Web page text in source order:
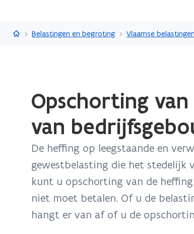
Vlaanderen.be
Belastingen en begroting Vlaamse belastingen
laden.
bevindt
Opschorting
heffing
Opschorting
van
De heffing op leegstaande en
gewestbelasting die het stedelijk
kunt u opschorting van de
niet moet betalen. Of u de
hangt er van af of u de